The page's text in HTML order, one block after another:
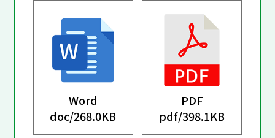
Word
doc/268.0KB
PDF
pdf/398.1KB